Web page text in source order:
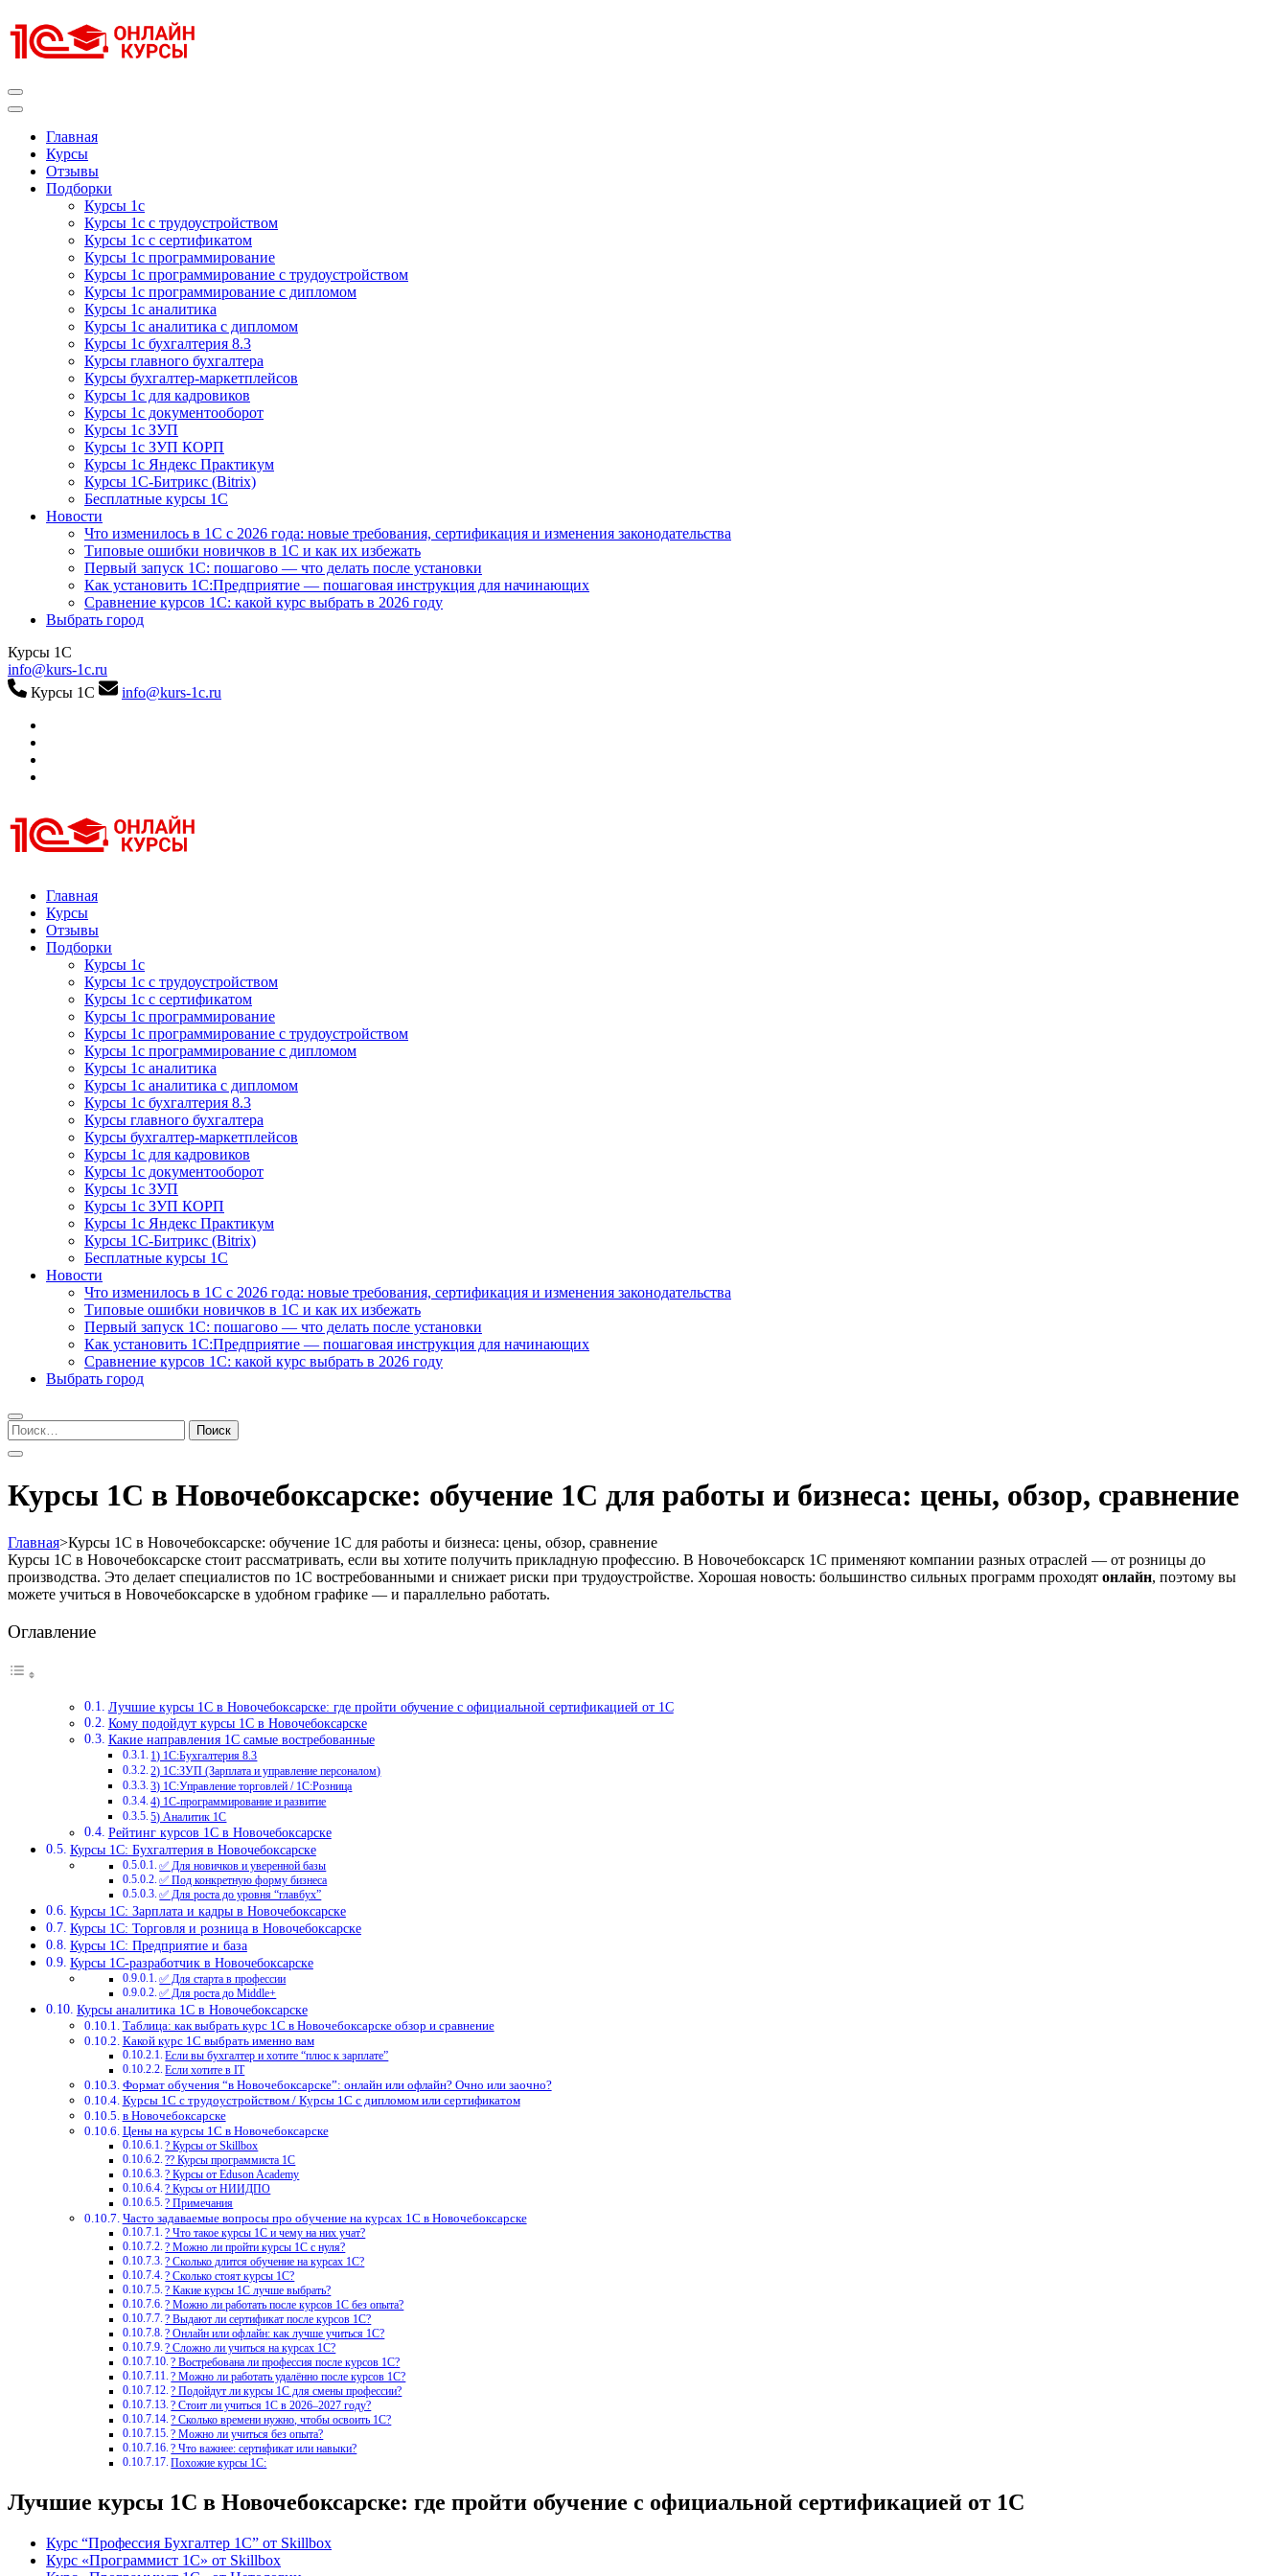
к
содержимому
Главная
Курсы
Отзывы
Подборки
Курсы 1с
Курсы 1с с трудоустройством
Курсы 1с с сертификатом
Курсы 1с программирование
Курсы 1с программирование с трудоустройством
Курсы 1с программирование с дипломом
Курсы 1с аналитика
Курсы 1с аналитика с дипломом
Курсы 1с бухгалтерия 8.3
Курсы главного бухгалтера
Курсы бухгалтер-маркетплейсов
Курсы 1с для кадровиков
Курсы 1с документооборот
Курсы 1с ЗУП
Курсы 1с ЗУП КОРП
Курсы 1с Яндекс Практикум
Курсы 1С-Битрикс (Bitrix)
Бесплатные курсы 1С
Новости
Что изменилось в 1С с 2026 года: новые требования, сертификация и изменения законодательства
Типовые ошибки новичков в 1С и как их избежать
Первый запуск 1С: пошагово — что делать после установки
Как установить 1С:Предприятие — пошаговая инструкция для начинающих
Сравнение курсов 1С: какой курс выбрать в 2026 году
Выбрать город
Курсы 1С
info@kurs-1c.ru
Курсы 1С
info@kurs-1c.ru
Курсы 1С
Курсы 1С официальная сертификация
Главная
Курсы
Отзывы
Подборки
Курсы 1с
Курсы 1с с трудоустройством
Курсы 1с с сертификатом
Курсы 1с программирование
Курсы 1с программирование с трудоустройством
Курсы 1с программирование с дипломом
Курсы 1с аналитика
Курсы 1с аналитика с дипломом
Курсы 1с бухгалтерия 8.3
Курсы главного бухгалтера
Курсы бухгалтер-маркетплейсов
Курсы 1с для кадровиков
Курсы 1с документооборот
Курсы 1с ЗУП
Курсы 1с ЗУП КОРП
Курсы 1с Яндекс Практикум
Курсы 1С-Битрикс (Bitrix)
Бесплатные курсы 1С
Новости
Что изменилось в 1С с 2026 года: новые требования, сертификация и изменения законодательства
Типовые ошибки новичков в 1С и как их избежать
Первый запуск 1С: пошагово — что делать после установки
Как установить 1С:Предприятие — пошаговая инструкция для начинающих
Сравнение курсов 1С: какой курс выбрать в 2026 году
Выбрать город
Найти:
Курсы 1С в Новочебоксарске: обучение 1С для работы и бизнеса: цены, обзор, сравнение
Главная>Курсы 1С в Новочебоксарске: обучение 1С для работы и бизнеса: цены, обзор, сравнение
Курсы 1С в Новочебоксарске стоит рассматривать, если вы хотите получить прикладную профессию. В Новочебоксарск 1С применяют компании разных отраслей — от розницы до
производства. Это делает специалистов по 1С востребованными и снижает риски при трудоустройстве. Хорошая новость: большинство сильных программ проходят онлайн, поэтому вы
можете учиться в Новочебоксарске в удобном графике — и параллельно работать.
Оглавление
Лучшие курсы 1С в Новочебоксарске: где пройти обучение с официальной сертификацией от 1С
Кому подойдут курсы 1С в Новочебоксарске
Какие направления 1С самые востребованные
1) 1С:Бухгалтерия 8.3
2) 1С:ЗУП (Зарплата и управление персоналом)
3) 1С:Управление торговлей / 1С:Розница
4) 1С-программирование и развитие
5) Аналитик 1С
Рейтинг курсов 1С в Новочебоксарске
Курсы 1С: Бухгалтерия в Новочебоксарске
✅ Для новичков и уверенной базы
✅ Под конкретную форму бизнеса
✅ Для роста до уровня “главбух”
Курсы 1С: Зарплата и кадры в Новочебоксарске
Курсы 1С: Торговля и розница в Новочебоксарске
Курсы 1С: Предприятие и база
Курсы 1С-разработчик в Новочебоксарске
✅ Для старта в профессии
✅ Для роста до Middle+
Курсы аналитика 1С в Новочебоксарске
Таблица: как выбрать курс 1С в Новочебоксарске обзор и сравнение
Какой курс 1С выбрать именно вам
Если вы бухгалтер и хотите “плюс к зарплате”
Если хотите в IT
Формат обучения “в Новочебоксарске”: онлайн или офлайн? Очно или заочно?
Курсы 1С с трудоустройством / Курсы 1С с дипломом или сертификатом
в Новочебоксарске
Цены на курсы 1С в Новочебоксарске
? Курсы от Skillbox
?‍? Курсы программиста 1С
? Курсы от Eduson Academy
? Курсы от НИИДПО
? Примечания
Часто задаваемые вопросы про обучение на курсах 1С в Новочебоксарске
? Что такое курсы 1С и чему на них учат?
? Можно ли пройти курсы 1С с нуля?
? Сколько длится обучение на курсах 1С?
? Сколько стоят курсы 1С?
? Какие курсы 1С лучше выбрать?
? Можно ли работать после курсов 1С без опыта?
? Выдают ли сертификат после курсов 1С?
? Онлайн или офлайн: как лучше учиться 1С?
? Сложно ли учиться на курсах 1С?
? Востребована ли профессия после курсов 1С?
? Можно ли работать удалённо после курсов 1С?
? Подойдут ли курсы 1С для смены профессии?
? Стоит ли учиться 1С в 2026–2027 году?
? Сколько времени нужно, чтобы освоить 1С?
? Можно ли учиться без опыта?
? Что важнее: сертификат или навыки?
Похожие курсы 1С:
Лучшие курсы 1С в Новочебоксарске: где пройти обучение с официальной сертификацией от 1С
Курс “Профессия Бухгалтер 1С” от Skillbox
Курс «Программист 1С» от Skillbox